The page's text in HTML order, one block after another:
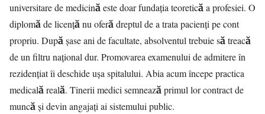
universitare de medicină este doar fundația teoretică a profesiei. O
diplomă de licență nu oferă dreptul de a trata pacienți pe cont
propriu. După șase ani de facultate, absolventul trebuie să treacă
de un filtru național dur. Promovarea examenului de admitere în
rezidențiat îi deschide ușa spitalului. Abia acum începe practica
medicală reală. Tinerii medici semnează primul lor contract de
muncă și devin angajați ai sistemului public.